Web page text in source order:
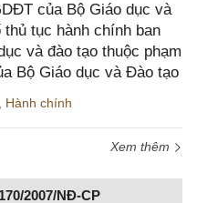
của Bộ Giáo dục và
tục hành chính ban
và đào tạo thuộc phạm
Bộ Giáo dục và Đào tạo
Hành chính
Xem thêm
2007/NĐ-CP